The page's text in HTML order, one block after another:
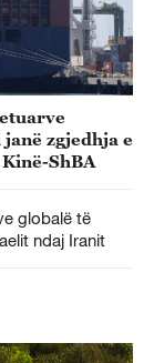
zgjedhja e
ShBA
globalë të
ndaj Iranit